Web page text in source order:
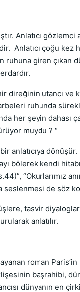
Anlatıcı gözlemci
Anlatıcı çoğu
ruhuna giren çıkan
direğinin utancı ve
ruhunda
her şeyin dahası
muydu ? “
anlatıcıya dönüşür.
bölerek kendi
“Okurlarımız
seslenmesi de söz
tasvir
anlatılır.
roman Paris’in
başrahibi,
dünyanın en